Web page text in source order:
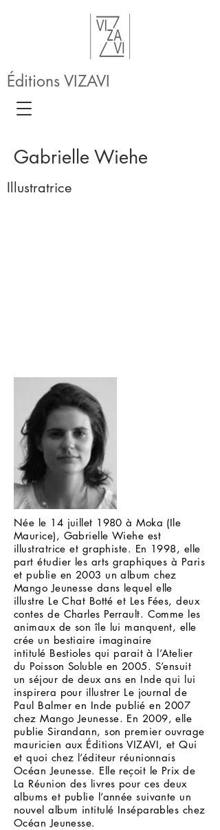
Éditions VIZAVI
Gabrielle Wiehe
Illustratrice
Née le 14 juillet 1980 à Moka (Ile
Maurice), Gabrielle Wiehe est
illustratrice et graphiste. En 1998, elle
part étudier les arts graphiques à Paris
et publie en 2003 un album chez
Mango Jeunesse dans lequel elle
illustre Le Chat Botté et Les Fées, deux
contes de Charles Perrault. Comme les
animaux de son île lui manquent, elle
crée un bestiaire imaginaire
intitulé Bestioles qui parait à l’Atelier
du Poisson Soluble en 2005. S’ensuit
un séjour de deux ans en Inde qui lui
inspirera pour illustrer Le journal de
Paul Balmer en Inde publié en 2007
chez Mango Jeunesse. En 2009, elle
publie Sirandann, son premier ouvrage
mauricien aux Éditions VIZAVI, et Qui
et quoi chez l’éditeur réunionnais
Océan Jeunesse. Elle reçoit le Prix de
La Réunion des livres pour ces deux
albums et publie l’année suivante un
nouvel album intitulé Inséparables chez
Océan Jeunesse.